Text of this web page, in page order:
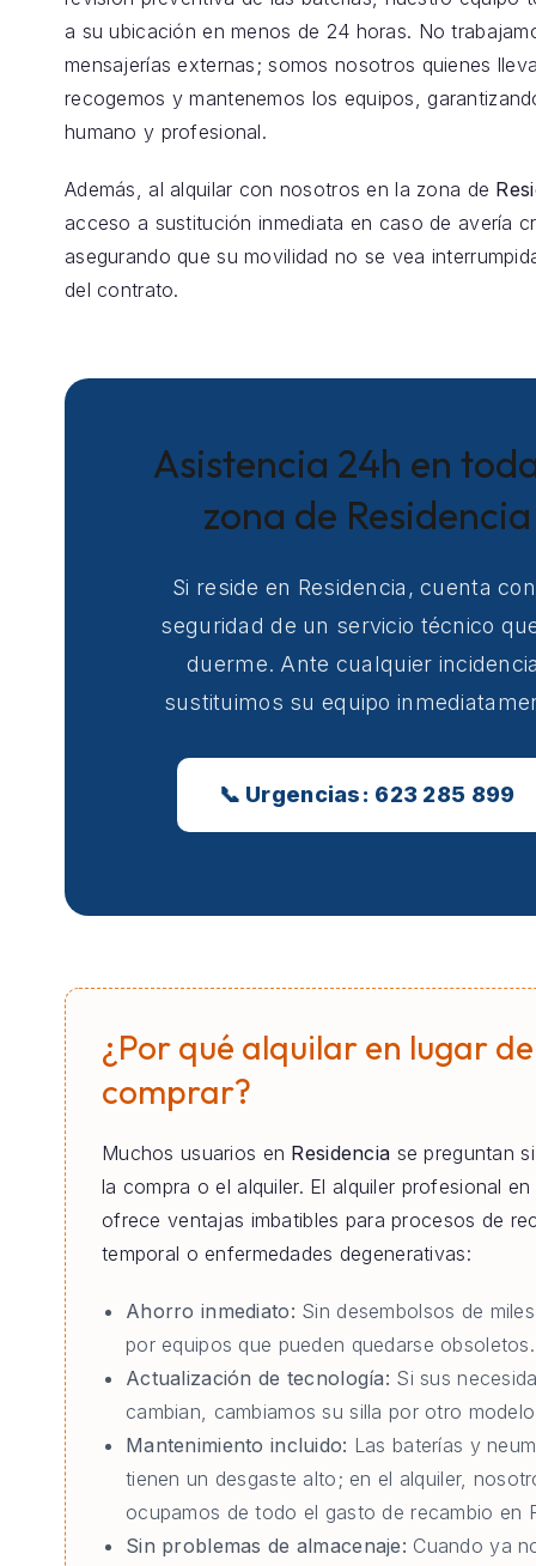
a su ubicación en menos de 24 horas. No
mensajerías externas; somos nosotros quienes
recogemos y mantenemos los equipos,
humano y profesional.
Además, al alquilar con nosotros en la zona de
acceso a sustitución inmediata en caso de avería
asegurando que su movilidad no se vea
del contrato.
Asistencia 24h en
zona de Residencia
Si reside en Residencia, cuenta
seguridad de un servicio técnico
duerme. Ante cualquier
sustituimos su equipo
📞 Urgencias: 623 285 899
¿Por qué alquilar en lugar de
comprar?
Muchos usuarios en Residencia se preguntan
la compra o el alquiler. El alquiler profesional en
ofrece ventajas imbatibles para procesos de
temporal o enfermedades degenerativas:
Ahorro inmediato: Sin desembolsos de
por equipos que pueden quedarse obsoletos.
Actualización de tecnología: Si sus
cambian, cambiamos su silla por otro
Mantenimiento incluido: Las baterías y
tienen un desgaste alto; en el alquiler,
ocupamos de todo el gasto de recambio en
Sin problemas de almacenaje: Cuando ya